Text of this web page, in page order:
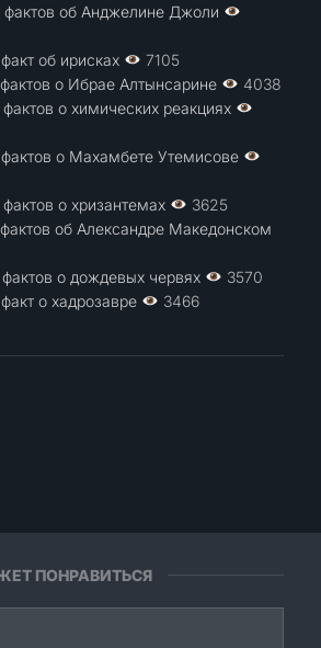
ПОНРАВИТЬСЯ
фактов об Анджелине Джоли
об ирисках
7105
о Ибрае Алтынсарине
4038
о химических реакциях
о Махамбете Утемисове
о хризантемах
3625
об Александре Македонском
о дождевых червях
3570
о хадрозавре
3466